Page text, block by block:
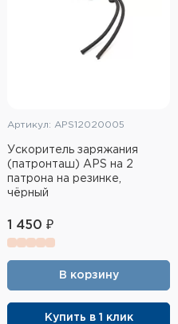
Артикул: APS12020005
Ускоритель заряжания
(патронташ) APS на 2
патрона на резинке,
чёрный
1 450 ₽
В корзину
Купить в 1 клик